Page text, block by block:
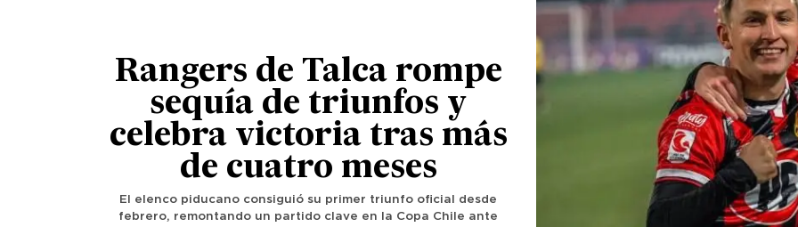
Rangers de Talca rompe
sequía de triunfos y
celebra victoria tras más
de cuatro meses
El elenco piducano consiguió su primer triunfo oficial desde
febrero, remontando un partido clave en la Copa Chile ante